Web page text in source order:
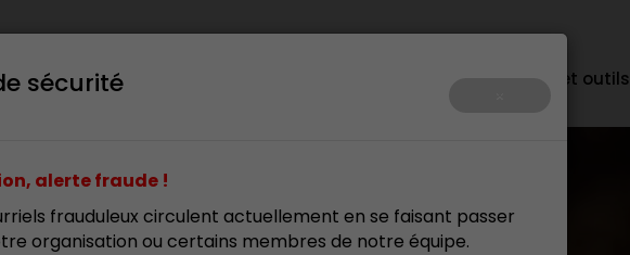
sécurité
alerte fraude !
frauduleux circulent actuellement en se faisant passer
organisation ou certains membres de notre équipe.
Prix d’excellence Ressources et outils